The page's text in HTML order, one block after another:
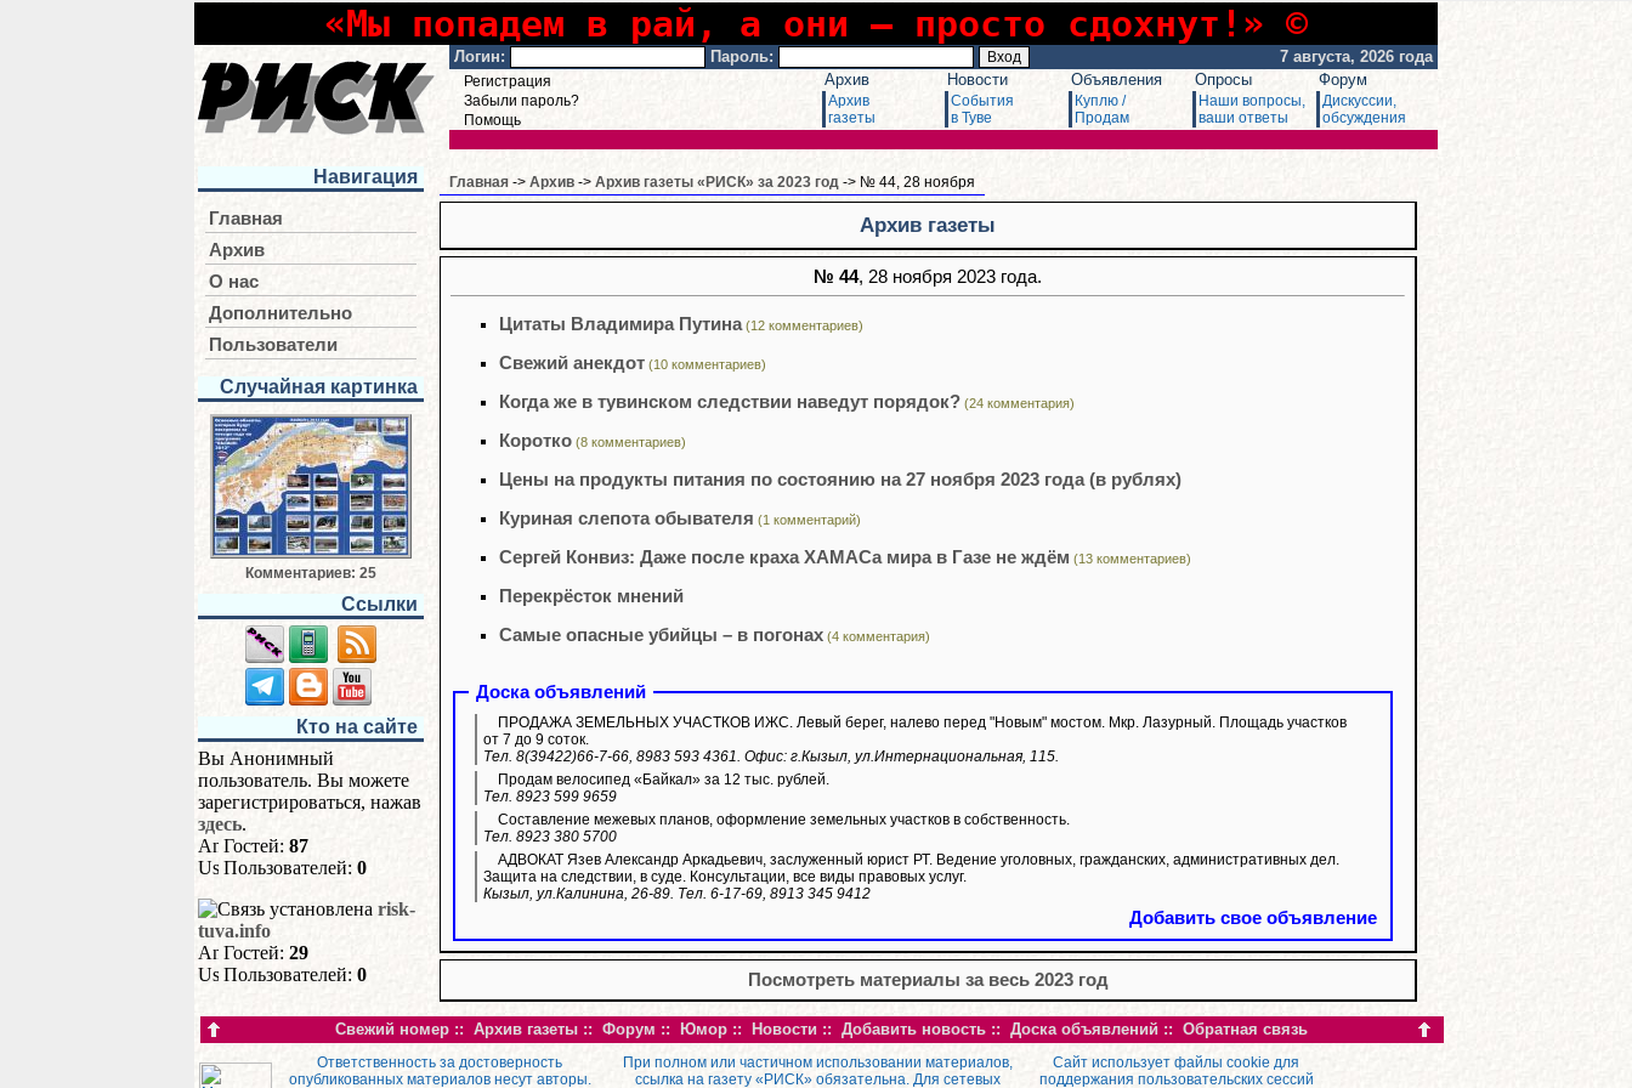
«Мы попадем в рай, а они – просто сдохнут!» ©
Логин: Пароль: 7 августа, 2026 года
Регистрация
Забыли пароль?
Помощь
Архив
Архив
газеты
Новости
События
в Туве
Объявления
Куплю /
Продам
Опросы
Наши вопросы,
ваши ответы
Форум
Дискуссии,
обсуждения
Навигация
Главная
Архив
О нас
Дополнительно
Пользователи
Случайная картинка
Комментариев: 25
Ссылки
Кто на сайте
Вы Анонимный
пользователь. Вы можете
зарегистрироваться, нажав
здесь.
Гостей: 87
Пользователей: 0
risk-
tuva.info
Гостей: 29
Пользователей: 0
Главная -> Архив -> Архив газеты «РИСК» за 2023 год -> № 44, 28 ноября
Архив газеты
№ 44, 28 ноября 2023 года.
Цитаты Владимира Путина(12 комментариев)
Свежий анекдот (10 комментариев)
Когда же в тувинском следствии наведут порядок? (24 комментария)
Коротко (8 комментариев)
Цены на продукты питания по состоянию на 27 ноября 2023 года (в рублях)
Куриная слепота обывателя (1 комментарий)
Сергей Конвиз: Даже после краха ХАМАСа мира в Газе не ждём (13 комментариев)
Перекрёсток мнений
Самые опасные убийцы – в погонах (4 комментария)
Доска объявлений
ПРОДАЖА ЗЕМЕЛЬНЫХ УЧАСТКОВ ИЖС. Левый берег, налево перед "Новым" мостом. Мкр. Лазурный. Площадь участков
от 7 до 9 соток.
Тел. 8(39422)66-7-66, 8983 593 4361. Офис: г.Кызыл, ул.Интернациональная, 115.
Продам велосипед «Байкал» за 12 тыс. рублей.
Тел. 8923 599 9659
Составление межевых планов, оформление земельных участков в собственность.
Тел. 8923 380 5700
АДВОКАТ Язев Александр Аркадьевич, заслуженный юрист РТ. Ведение уголовных, гражданских, административных дел.
Защита на следствии, в суде. Консультации, все виды правовых услуг.
Кызыл, ул.Калинина, 26-89. Тел. 6-17-69, 8913 345 9412
Добавить свое объявление
Посмотреть материалы за весь 2023 год
Свежий номер :: Архив газеты :: Форум :: Юмор :: Новости :: Добавить новость :: Доска объявлений :: Обратная связь
Ответственность за достоверность
опубликованных материалов несут авторы.
При полном или частичном использовании материалов,
ссылка на газету «РИСК» обязательна. Для сетевых
Сайт использует файлы cookie для
поддержания пользовательских сессий